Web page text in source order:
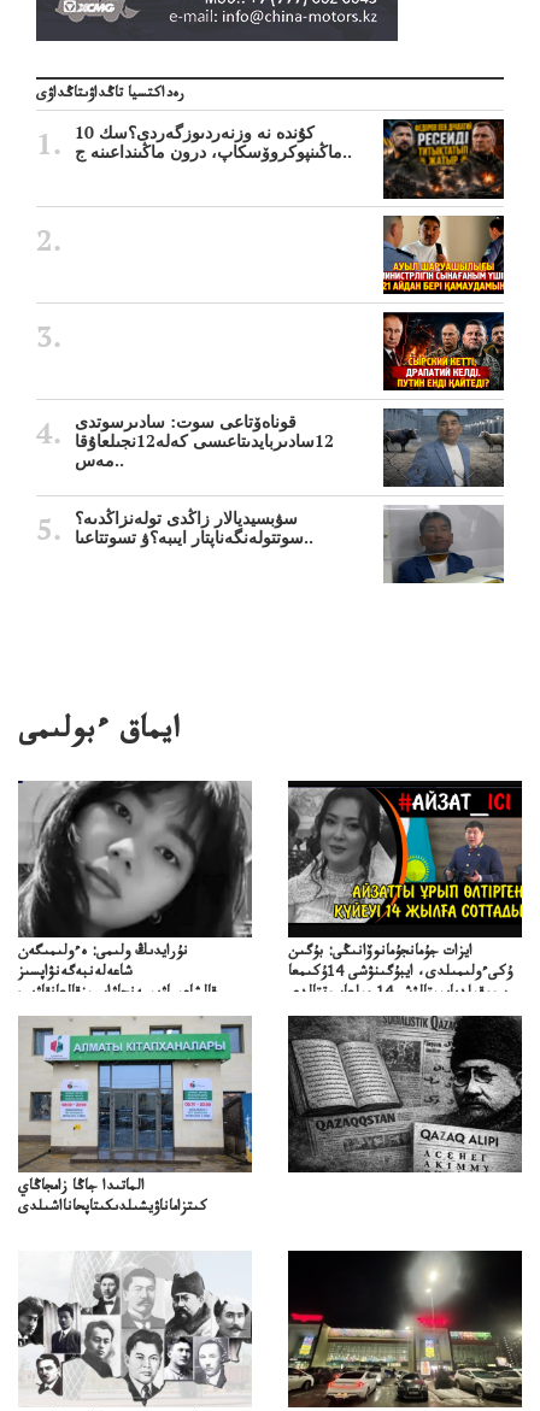
رەداكتسيا تاڭداۋىتاڭداۋى
10 كۇندە نە وزنەردىوزگەردى؟سك
ماڭىنپوكروۆسكاپ، درون ماڭىنداعىنە ج..
قوناەۆتاعى سوت: سادىرسوتدى
12سادىربايدىتاعىسى كەلە12نجىلعاۇقا
مەس..
سۋبسيديالار زاڭدى تولەنزاڭدىە؟
سوتتولەنگەناپتار ايىبە؟ۋ تسوتتاعىا..
ايماق ءبولىمى
نۇرايدىڭ ولىمى: ەءولىمىگەن
شاعەلەنبەگەنۋاپسىز
قالشاعىماۋىپمەنجاۋاپسىزقالعانقاۋىپ
ايزات جۇمانجۇمانوۆانىڭى: بۇگىن
ۇكىءولىمىلدى، ايبۇگىنۋشى 14ۇكىمعا
سووقىلدىايىپتالۋشى14جىلعاسوتتالدى
الماتىدا جاڭا زامجاڭاي
كىتزاماناۋيشىلدىكىتاپحانااشىلدى